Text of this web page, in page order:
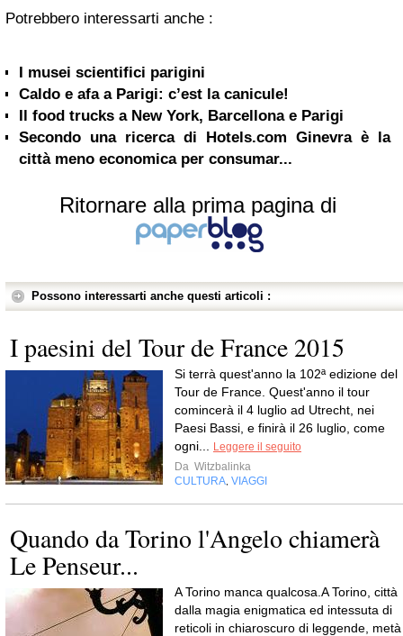
Potrebbero interessarti anche :
I musei scientifici parigini
Caldo e afa a Parigi: c’est la canicule!
Il food trucks a New York, Barcellona e Parigi
Secondo una ricerca di Hotels.com Ginevra è la
città meno economica per consumar...
Ritornare alla prima pagina di
Possono interessarti anche questi articoli :
I paesini del Tour de France 2015
Si terrà quest'anno la 102ª edizione del
Tour de France. Quest'anno il tour
comincerà il 4 luglio ad Utrecht, nei
Paesi Bassi, e finirà il 26 luglio, come
ogni...
Leggere il seguito
Da Witzbalinka
CULTURA VIAGGI
Quando da Torino l'Angelo chiamerà
Le Penseur...
A Torino manca qualcosa.A Torino, città
dalla magia enigmatica ed intessuta di
reticoli in chiaroscuro di leggende, metà